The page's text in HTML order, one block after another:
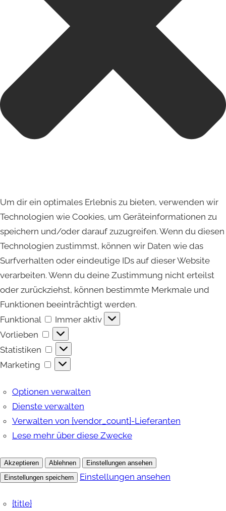
Um dir ein optimales Erlebnis zu bieten, verwenden wir
Technologien wie Cookies, um Geräteinformationen zu
speichern und/oder darauf zuzugreifen. Wenn du diesen
Technologien zustimmst, können wir Daten wie das
Surfverhalten oder eindeutige IDs auf dieser Website
verarbeiten. Wenn du deine Zustimmung nicht erteilst
oder zurückziehst, können bestimmte Merkmale und
Funktionen beeinträchtigt werden.
Funktional
Funktional
Immer aktiv
Vorlieben
Vorlieben
Statistiken
Statistiken
Marketing
Marketing
Optionen verwalten
Dienste verwalten
Verwalten von {vendor_count}-Lieferanten
Lese mehr über diese Zwecke
Akzeptieren Ablehnen
Einstellungen ansehen
Einstellungen speichern
Einstellungen ansehen
{title}